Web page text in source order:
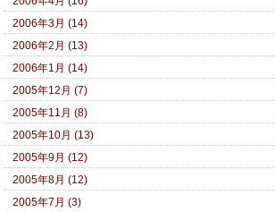
2006年3月 (14)
2006年2月 (13)
2006年1月 (14)
2005年12月 (7)
2005年11月 (8)
2005年10月 (13)
2005年9月 (12)
2005年8月 (12)
2005年7月 (3)